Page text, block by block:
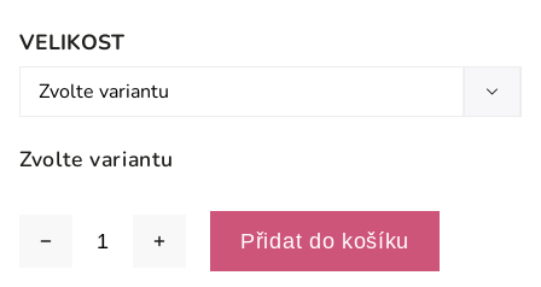
Zvolte variantu
VELIKOST
Přidat do košíku